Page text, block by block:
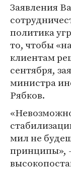
Заявления
политика
то, чтобы
клиентам
сентября,
министра
Рябков.
мил не
принципы»,